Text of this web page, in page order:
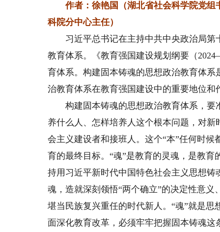
作者：徐艳国（湖北省社会科学院党
科院分中心主任）
习近平总书记在主持中共中央政治局第
教育体系。《教育强国建设规划纲要（
育体系。构建固本铸魂的思想政治教育体
治教育体系在教育强国建设中的重要地位和
构建固本铸魂的思想政治教育体系，要
养什么人、怎样培养人这个根本问题，对
会主义建设者和接班人。这个“本”任何时
育的最终目标。“魂”是教育的灵魂，是教
持用习近平新时代中国特色社会主义思想
魂，造就深刻领悟“两个确立”的决定性意义
堪当民族复兴重任的时代新人。“魂”就是
面深化教育改革，必须牢牢把握固本铸魂